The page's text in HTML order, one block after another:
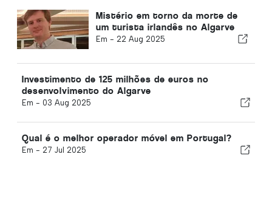
Mistério em torno da morte de
um turista irlandês no Algarve
Em - 22 Aug 2025
Investimento de 125 milhões de euros no
desenvolvimento do Algarve
Em - 03 Aug 2025
Qual é o melhor operador móvel em Portugal?
Em - 27 Jul 2025